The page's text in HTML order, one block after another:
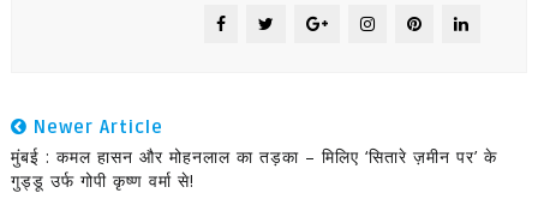
Newer Article
मुंबई : कमल हासन और मोहनलाल का तड़का – मिलिए ‘सितारे ज़मीन पर’ के
गुड्डू उर्फ गोपी कृष्ण वर्मा से!